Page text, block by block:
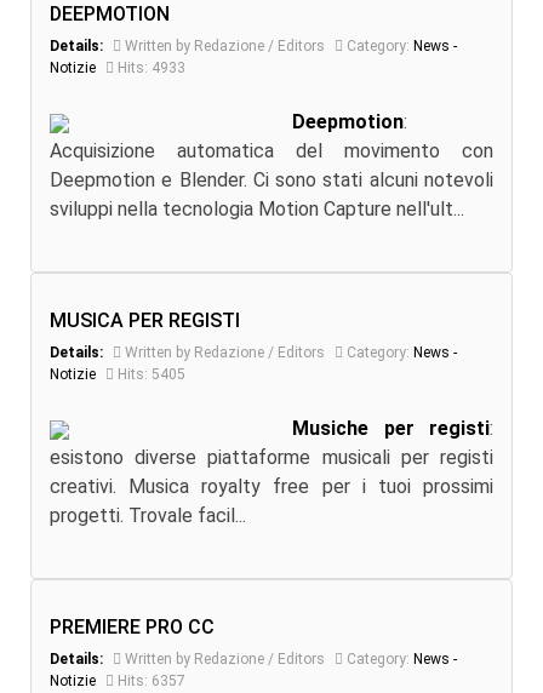
DEEPMOTION
Details: Written by Redazione / Editors Category: News -
Notizie
Hits: 4933
Deepmotion:
Acquisizione automatica del movimento con
Deepmotion e Blender. Ci sono stati alcuni notevoli
sviluppi nella tecnologia Motion Capture nell'ult...
MUSICA PER REGISTI
Details: Written by Redazione / Editors Category: News -
Notizie
Hits: 5405
Musiche per registi:
esistono diverse piattaforme musicali per registi
creativi. Musica royalty free per i tuoi prossimi
progetti. Trovale facil...
PREMIERE PRO CC
Details: Written by Redazione / Editors Category: News -
Notizie
Hits: 6357